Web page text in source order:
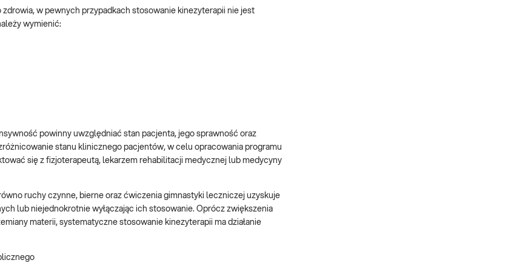
w pewnych przypadkach stosowanie kinezyterapii nie jest
wymienić:
powinny uwzględniać stan pacjenta, jego sprawność oraz
stanu klinicznego pacjentów, w celu opracowania programu
się z fizjoterapeutą, lekarzem rehabilitacji medycznej lub medycyny
ruchy czynne, bierne oraz ćwiczenia gimnastyki leczniczej uzyskuje
lub niejednokrotnie wyłączając ich stosowanie. Oprócz zwiększenia
materii, systematyczne stosowanie kinezyterapii ma działanie